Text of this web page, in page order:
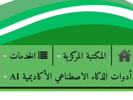
المكتبة المركزية الخدمات
أدوات الذكاء الاصطناعي الأكاديمية AI